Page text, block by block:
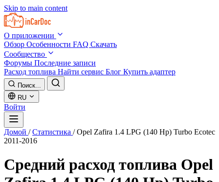
Skip to main content
О приложении
Обзор Особенности FAQ Скачать
Сообщество
Форумы Последние записи
Расход топлива Найти сервис Блог Купить адаптер
Поиск...
RU
Войти
Домой / Статистика / Opel Zafira 1.4 LPG (140 Hp) Turbo Ecotec
2011-2016
Средний расход топлива Opel